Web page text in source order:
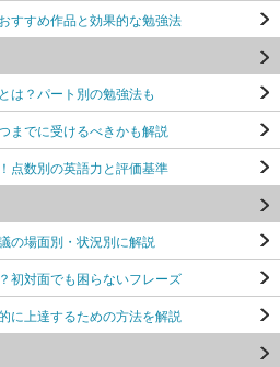
すすめ作品と効果的な勉強法
は？パート別の勉強法も
までに受けるべきかも解説
点数別の英語力と評価基準
の場面別・状況別に解説
初対面でも困らないフレーズ
に上達するための方法を解説